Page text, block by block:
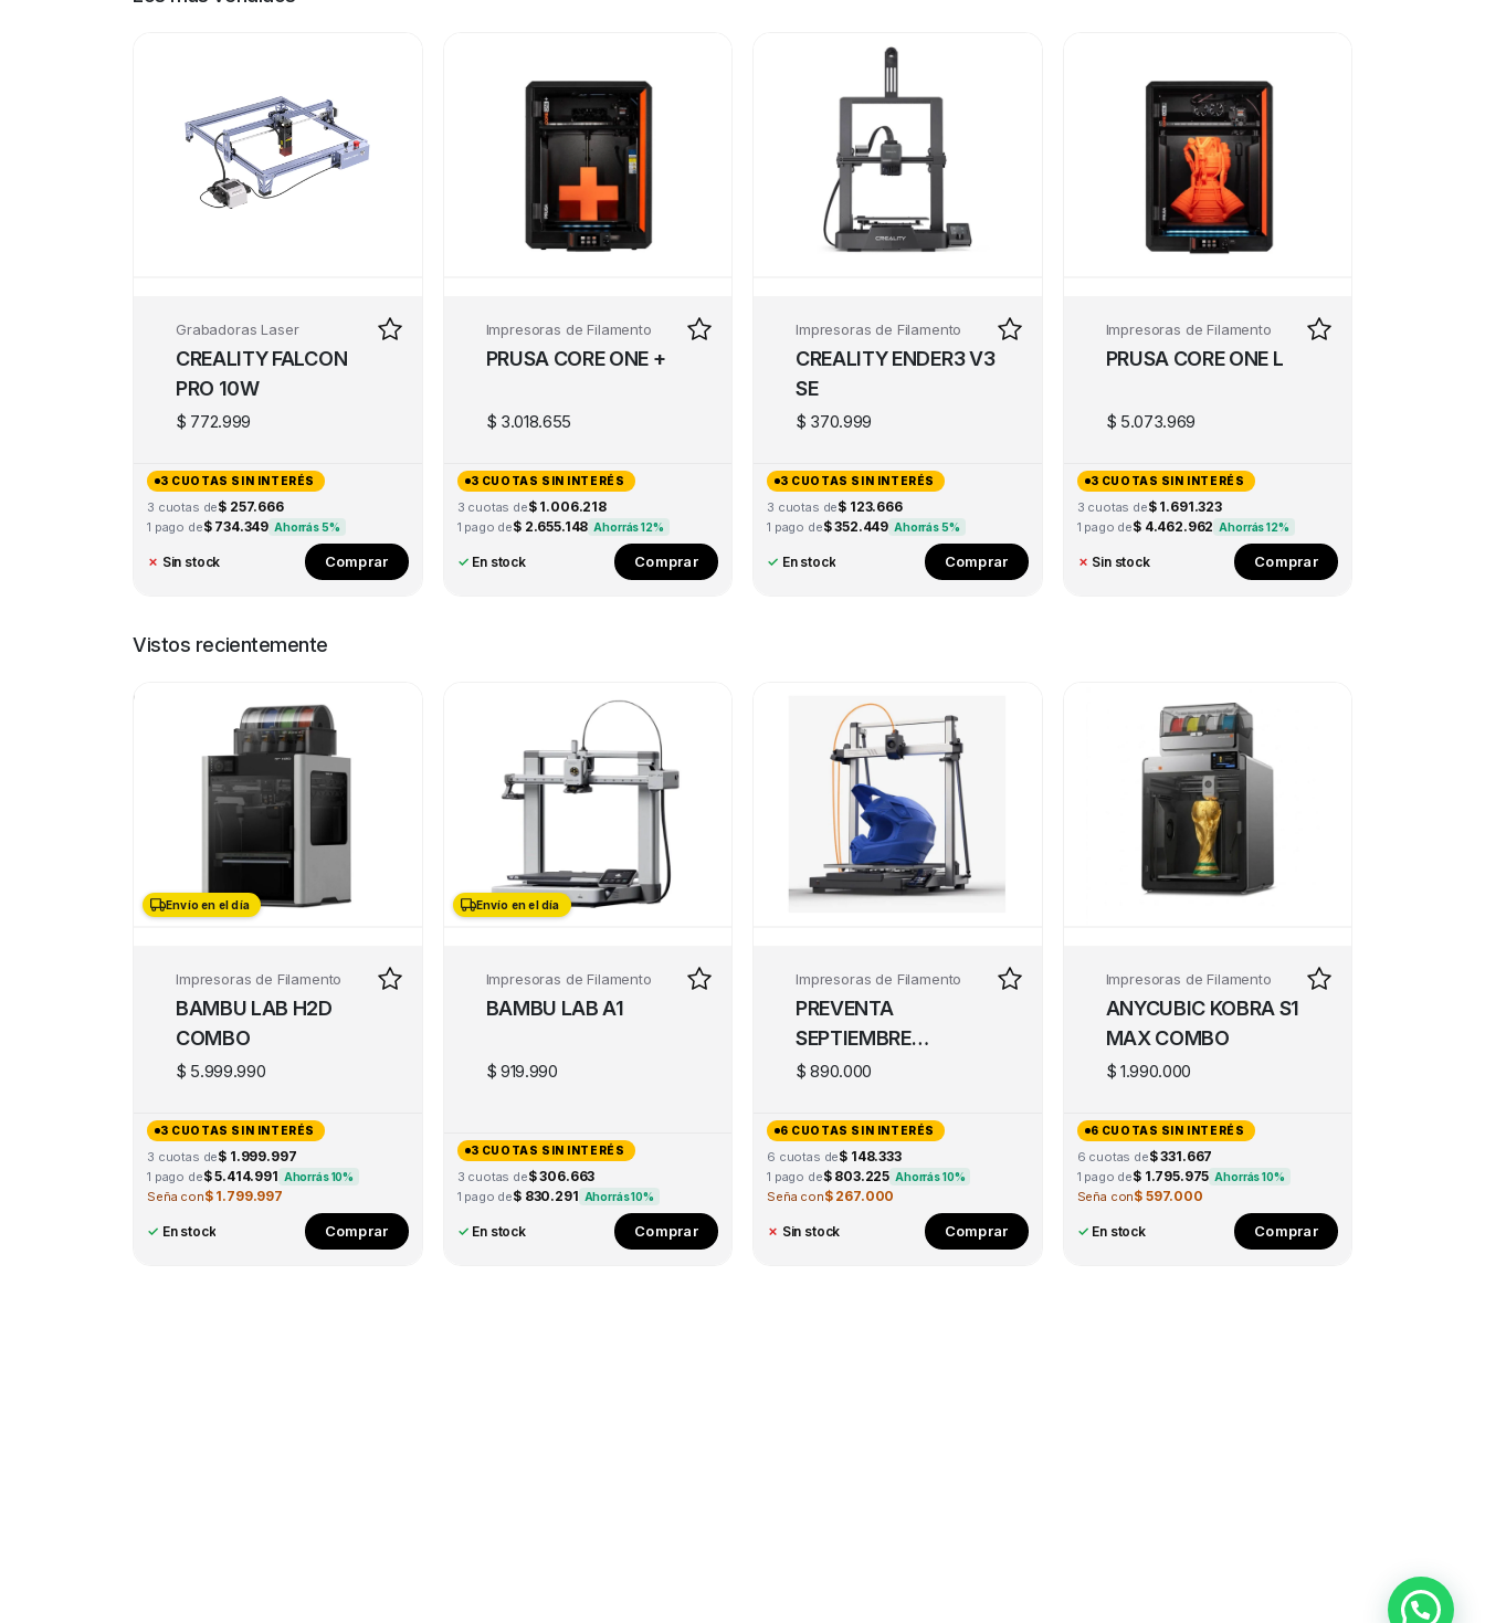
Grabadoras Laser
CREALITY FALCON
PRO 10W
$ 772.999
3 CUOTAS SIN INTERÉS
3 cuotas de$ 257.666
1 pago de$ 734.349 Ahorrás 5%
✗ Sin stock Comprar
Impresoras de Filamento
PRUSA CORE ONE +
$ 3.018.655
3 CUOTAS SIN INTERÉS
3 cuotas de$ 1.006.218
1 pago de$ 2.655.148 Ahorrás 12%
✓ En stock Comprar
Impresoras de Filamento
CREALITY ENDER3 V3
SE
$ 370.999
3 CUOTAS SIN INTERÉS
3 cuotas de$ 123.666
1 pago de$ 352.449 Ahorrás 5%
✓ En stock Comprar
Impresoras de Filamento
PRUSA CORE ONE L
$ 5.073.969
3 CUOTAS SIN INTERÉS
3 cuotas de$ 1.691.323
1 pago de$ 4.462.962 Ahorrás 12%
✗ Sin stock Comprar
Vistos recientemente
Envío en el día
Envío en el día
Impresoras de Filamento
BAMBU LAB H2D
COMBO
$ 5.999.990
3 CUOTAS SIN INTERÉS
3 cuotas de$ 1.999.997
1 pago de$ 5.414.991 Ahorrás 10%
Seña con$ 1.799.997
✓ En stock Comprar
This
Envío en el día
Impresoras de Filamento
BAMBU LAB A1
$ 919.990
3 CUOTAS SIN INTERÉS
3 cuotas de$ 306.663
1 pago de$ 830.291 Ahorrás 10%
✓ En stock Comprar
This
Impresoras de Filamento
PREVENTA
SEPTIEMBRE
ANYCUBIC KOBRA 3
$ 890.000
6 CUOTAS SIN INTERÉS
6 cuotas de$ 148.333
1 pago de$ 803.225 Ahorrás 10%
Seña con$ 267.000
✗ Sin stock Comprar
Impresoras de Filamento
ANYCUBIC KOBRA S1
MAX COMBO
$ 1.990.000
6 CUOTAS SIN INTERÉS
6 cuotas de$ 331.667
1 pago de$ 1.795.975 Ahorrás 10%
Seña con$ 597.000
✓ En stock Comprar
This